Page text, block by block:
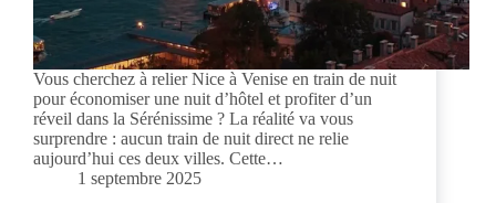
Vous cherchez à relier Nice à Venise en train de nuit
pour économiser une nuit d’hôtel et profiter d’un
réveil dans la Sérénissime ? La réalité va vous
surprendre : aucun train de nuit direct ne relie
aujourd’hui ces deux villes. Cette…
1 septembre 2025